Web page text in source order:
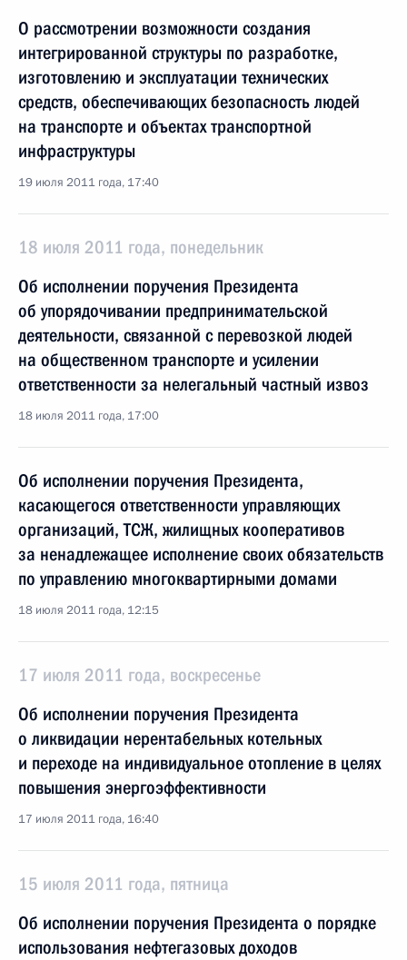
О рассмотрении возможности создания
интегрированной структуры по разработке,
изготовлению и эксплуатации технических
средств, обеспечивающих безопасность людей
на транспорте и объектах транспортной
инфраструктуры
19 июля 2011 года, 17:40
18 июля 2011 года, понедельник
Об исполнении поручения Президента
об упорядочивании предпринимательской
деятельности, связанной с перевозкой людей
на общественном транспорте и усилении
ответственности за нелегальный частный извоз
18 июля 2011 года, 17:00
Об исполнении поручения Президента,
касающегося ответственности управляющих
организаций, ТСЖ, жилищных кооперативов
за ненадлежащее исполнение своих обязательств
по управлению многоквартирными домами
18 июля 2011 года, 12:15
17 июля 2011 года, воскресенье
Об исполнении поручения Президента
о ликвидации нерентабельных котельных
и переходе на индивидуальное отопление в целях
повышения энергоэффективности
17 июля 2011 года, 16:40
15 июля 2011 года, пятница
Об исполнении поручения Президента о порядке
использования нефтегазовых доходов